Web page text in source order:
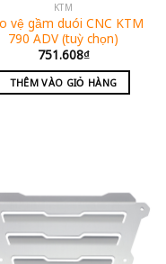
KTM
vệ gầm duói CNC KTM
790 ADV (tuỳ chọn)
751.608₫
THÊM VÀO GIỎ HÀNG